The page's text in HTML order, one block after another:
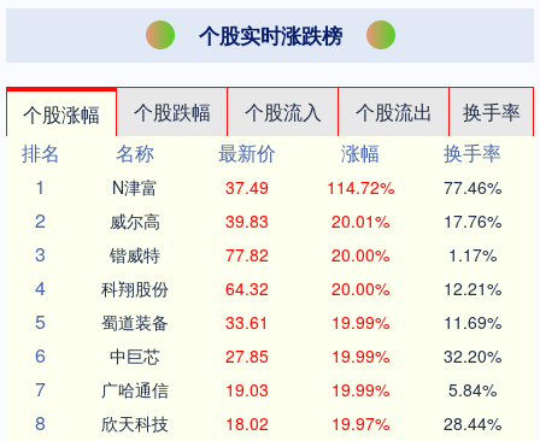
个股实时涨跌榜
个股涨幅 个股跌幅 个股流入 个股流出
换手率
排名
名称 最新价 涨幅
换手率
1
N津富 37.49 114.72% 77.46%
2 威尔高 39.83 20.01% 17.76%
3 锴威特 77.82 20.00% 1.17%
4 科翔股份 64.32 20.00% 12.21%
5 蜀道装备 33.61 19.99% 11.69%
6 中巨芯 27.85 19.99% 32.20%
7 广哈通信 19.03 19.99% 5.84%
8 欣天科技 18.02 19.97% 28.44%